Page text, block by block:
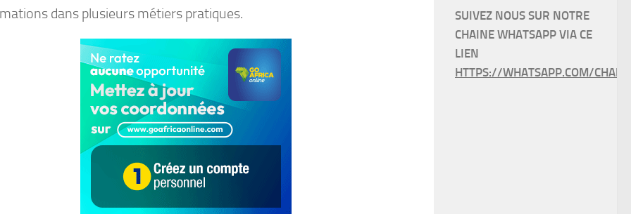
dans plusieurs métiers pratiques.
SUIVEZ NOUS SUR NOTRE
CHAINE WHATSAPP VIA CE
LIEN
HTTPS://WHATSAPP.COM/